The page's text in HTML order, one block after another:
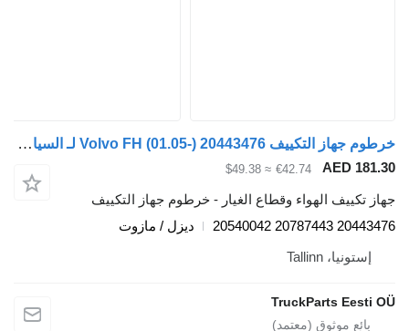
خرطوم جهاز التكييف Volvo FH (01.05-) 20443476 لـ السيارات القاطرة Volvo FH12, FH16, NH12, FH, VNL780 (1993-2014)
AED
€42.74
≈ $49.38
تكييف الهواء وقطاع الغيار - خرطوم جهاز التكييف
20443476 20787443
ديزل / مازوت
إستونيا، Tallinn
TruckParts Eesti